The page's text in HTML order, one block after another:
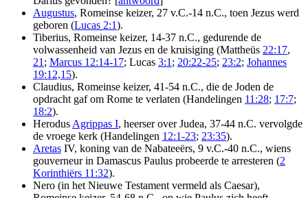
Augustus, Romeinse keizer, 27 v.C.-14 n.C., toen Jezus werd
geboren (Lucas 2:1).
Tiberius, Romeinse keizer, 14-37 n.C., gedurende de
volwassenheid van Jezus en de kruisiging (Mattheüs 22:17,
21 ; Marcus 12:14-17; Lucas 3:1 ; 20:22-25; 23:2; Johannes
19:12,15).
Claudius, Romeinse keizer, 41-54 n.C., die de Joden de
opdracht gaf om Rome te verlaten (Handelingen 11:28; 17:7;
18:2).
Herodus Agrippas I, heerser over Judea, 37-44 n.C. vervolgde
de vroege kerk (Handelingen 12:1-23; 23:35).
Aretas IV, koning van de Nabateeërs, 9 v.C.-40 n.C., wiens
gouverneur in Damascus Paulus probeerde te arresteren (2
Korinthiërs 11:32).
Nero (in het Nieuwe Testament vermeld als Caesar),